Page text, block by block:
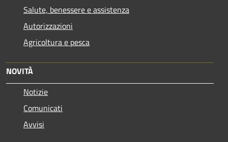
Salute, benessere e assistenza
Autorizzazioni
Agricoltura e pesca
NOVITÀ
Notizie
Comunicati
Avvisi